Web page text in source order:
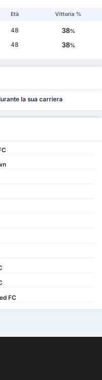
Età Vittoria %
48 38%
48 38%
la sua carriera
FC